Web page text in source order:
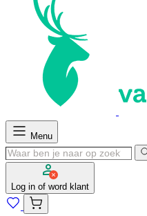
Menu
Log in of word klant